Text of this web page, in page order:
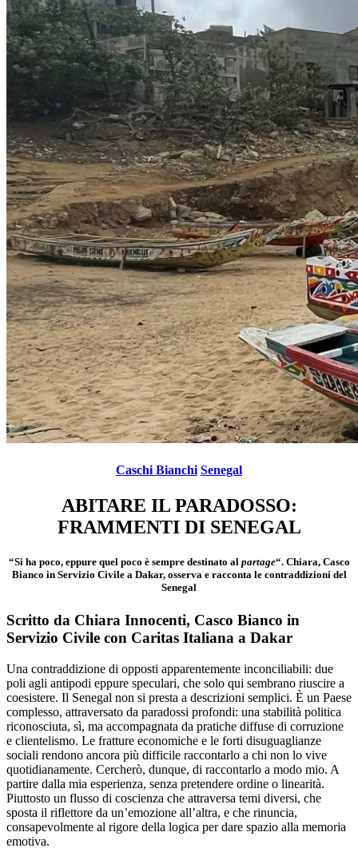
Caschi Bianchi Senegal
ABITARE IL PARADOSSO:
FRAMMENTI DI SENEGAL
“Si ha poco, eppure quel poco è sempre destinato al partage“. Chiara, Casco
Bianco in Servizio Civile a Dakar, osserva e racconta le contraddizioni del
Senegal
Scritto da Chiara Innocenti, Casco Bianco in
Servizio Civile con Caritas Italiana a Dakar
Una contraddizione di opposti apparentemente inconciliabili: due
poli agli antipodi eppure speculari, che solo qui sembrano riuscire a
coesistere. Il Senegal non si presta a descrizioni semplici. È un Paese
complesso, attraversato da paradossi profondi: una stabilità politica
riconosciuta, sì, ma accompagnata da pratiche diffuse di corruzione
e clientelismo. Le fratture economiche e le forti disuguaglianze
sociali rendono ancora più difficile raccontarlo a chi non lo vive
quotidianamente. Cercherò, dunque, di raccontarlo a modo mio. A
partire dalla mia esperienza, senza pretendere ordine o linearità.
Piuttosto un flusso di coscienza che attraversa temi diversi, che
sposta il riflettore da un’emozione all’altra, e che rinuncia,
consapevolmente al rigore della logica per dare spazio alla memoria
emotiva.